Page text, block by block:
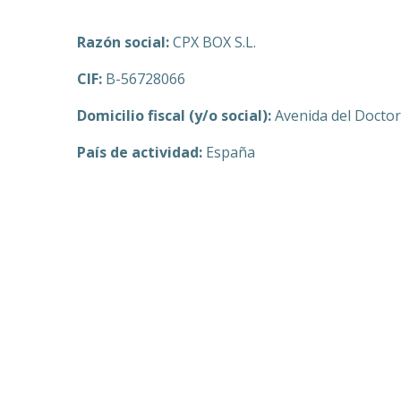
Razón social:CPX BOX S.L.
CIF: B-56728066
Domicilio fiscal (y/o social):Avenida del
País de actividad: España